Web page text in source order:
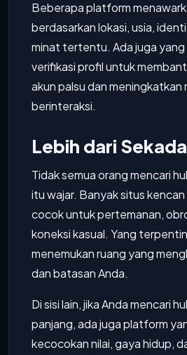
Beberapa platform
berdasarkan lokasi, usia,
minat tertentu. Ada juga
verifikasi profil untuk
akun palsu dan meningkatkan
berinteraksi.
Lebih dari
Tidak semua orang mencari
itu wajar. Banyak situs
cocok untuk pertemanan,
koneksi kasual. Yang
menemukan ruang yang
dan batasan Anda.
Di sisi lain, jika Anda mencari
panjang, ada juga platform
kecocokan nilai, gaya hidup,